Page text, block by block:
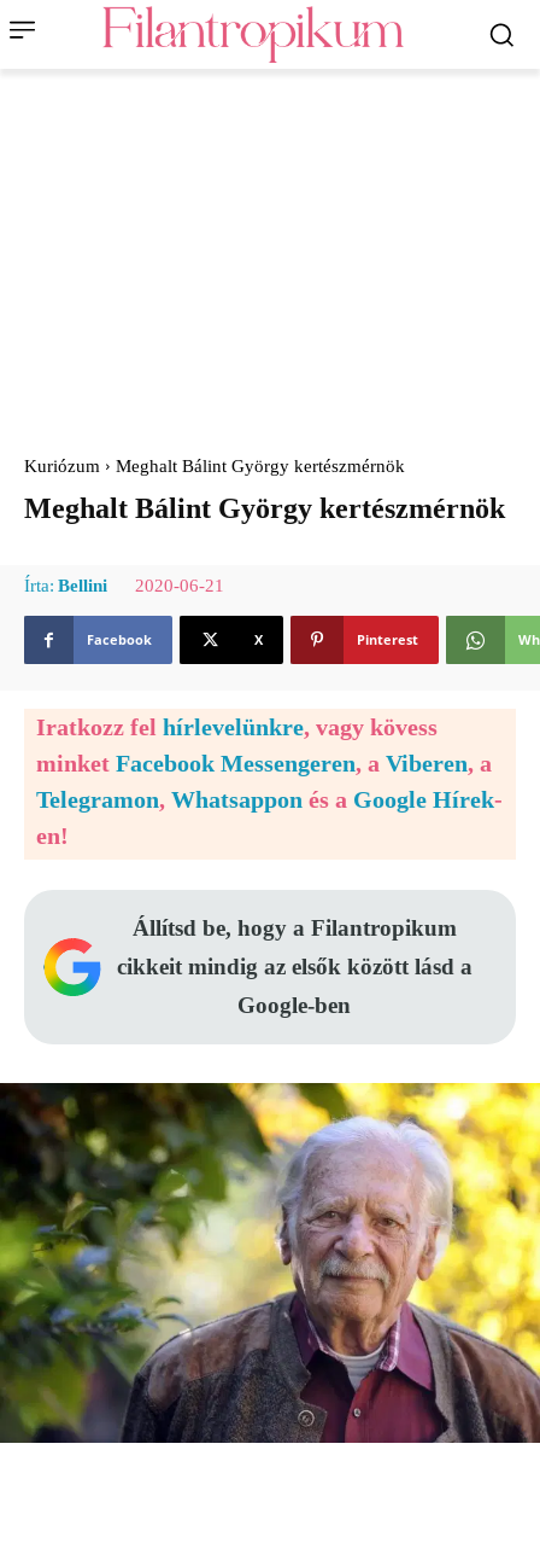
Kuriózum Meghalt Bálint György kertészmérnök
Meghalt Bálint György kertészmérnök
Írta: Bellini 2020-06-21
Facebook X Pinterest
Iratkozz fel hírlevelünkre, vagy kövess
minket Facebook Messengeren, a Viberen, a
Telegramon, Whatsappon és a Google Hírek-
en!
Állítsd be, hogy a Filantropikum
cikkeit mindig az elsők között lásd a
Google-ben